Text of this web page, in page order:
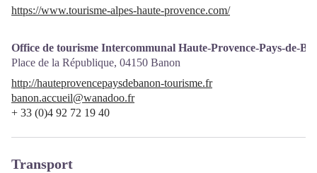
https://www.tourisme-alpes-haute-provence.com/
Office de tourisme Intercommunal Haute-Provence-Pays-de-
Place de la République, 04150 Banon
http://hauteprovencepaysdebanon-tourisme.fr
banon.accueil@wanadoo.fr
+ 33 (0)4 92 72 19 40
Transport